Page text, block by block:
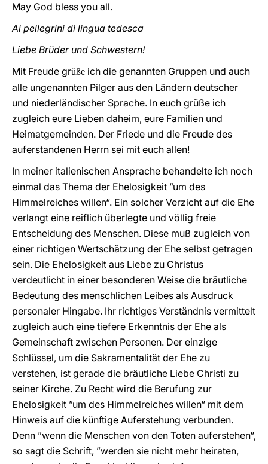
May God bless you all.
Ai pellegrini di lingua tedesca
Liebe Brüder und Schwestern!
Mit Freude grüße ich die genannten Gruppen und auch
alle ungenannten Pilger aus den Ländern deutscher
und niederländischer Sprache. In euch grüße ich
zugleich eure Lieben daheim, eure Familien und
Heimatgemeinden. Der Friede und die Freude des
auferstandenen Herrn sei mit euch allen!
In meiner italienischen Ansprache behandelte ich noch
einmal das Thema der Ehelosigkeit ”um des
Himmelreiches willen“. Ein solcher Verzicht auf die Ehe
verlangt eine reiflich überlegte und völlig freie
Entscheidung des Menschen. Diese muß zugleich von
einer richtigen Wertschätzung der Ehe selbst getragen
sein. Die Ehelosigkeit aus Liebe zu Christus
verdeutlicht in einer besonderen Weise die bräutliche
Bedeutung des menschlichen Leibes als Ausdruck
personaler Hingabe. Ihr richtiges Verständnis vermittelt
zugleich auch eine tiefere Erkenntnis der Ehe als
Gemeinschaft zwischen Personen. Der einzige
Schlüssel, um die Sakramentalität der Ehe zu
verstehen, ist gerade die bräutliche Liebe Christi zu
seiner Kirche. Zu Recht wird die Berufung zur
Ehelosigkeit ”um des Himmelreiches willen“ mit dem
Hinweis auf die künftige Auferstehung verbunden.
Denn ”wenn die Menschen von den Toten auferstehen“,
so sagt die Schrift, ”werden sie nicht mehr heiraten,